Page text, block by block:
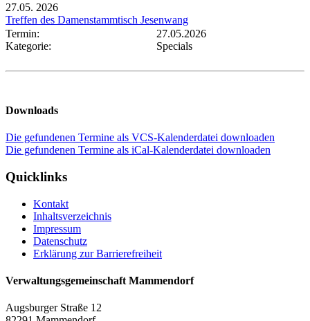
27.05. 2026
Treffen des Damenstammtisch Jesenwang
Termin:
27.05.2026
Kategorie:
Specials
Downloads
Die gefundenen Termine als VCS-Kalenderdatei downloaden
Die gefundenen Termine als iCal-Kalenderdatei downloaden
Quicklinks
Kontakt
Inhaltsverzeichnis
Impressum
Datenschutz
Erklärung zur Barrierefreiheit
Verwaltungsgemeinschaft Mammendorf
Augsburger Straße 12